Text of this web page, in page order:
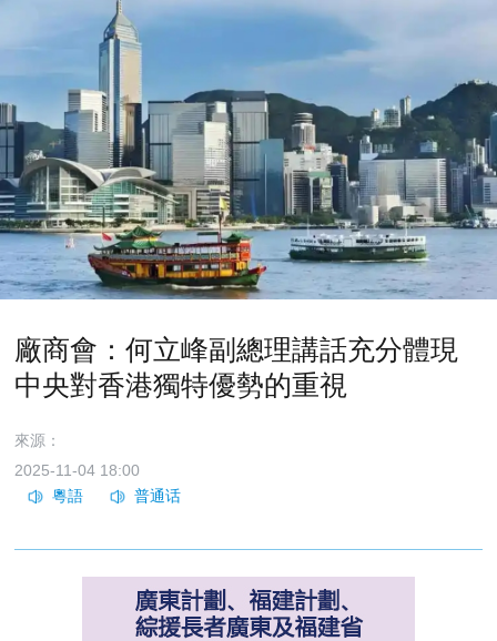
廠商會：何立峰副總理講話充分體現
中央對香港獨特優勢的重視
來源：
2025-11-04 18:00